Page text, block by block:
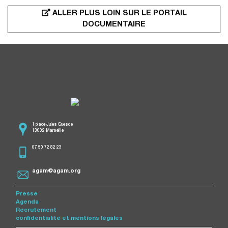
ALLER PLUS LOIN SUR LE PORTAIL
DOCUMENTAIRE
1 place Jules Guesde
13002 Marseille
07 50 72 82 23
agam@agam.org
Presse
Agenda
Recrutement
confidentialité et mentions légales